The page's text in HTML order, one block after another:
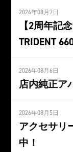
2026年08月7日
【2周年記
TRIDENT
2026年08月6日
店内純正ア
2026年08月5日
アクセサリ
中！